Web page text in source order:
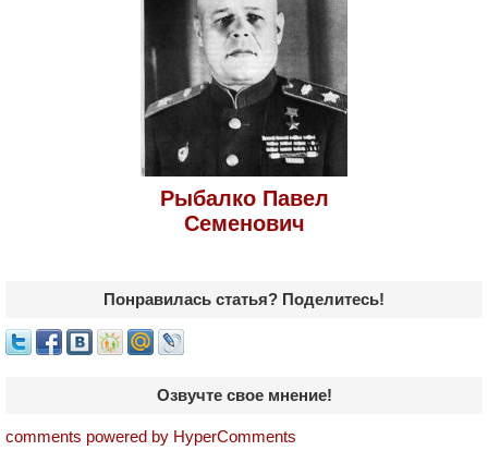
Рыбалко Павел
Семенович
Понравилась статья? Поделитесь!
Озвучте свое мнение!
comments powered by HyperComments